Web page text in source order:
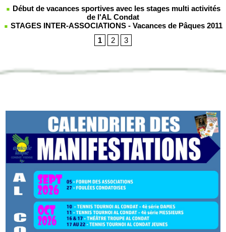
Début de vacances sportives avec les stages multi activités
de l'AL Condat
STAGES INTER-ASSOCIATIONS - Vacances de Pâques 2011
1
2 3